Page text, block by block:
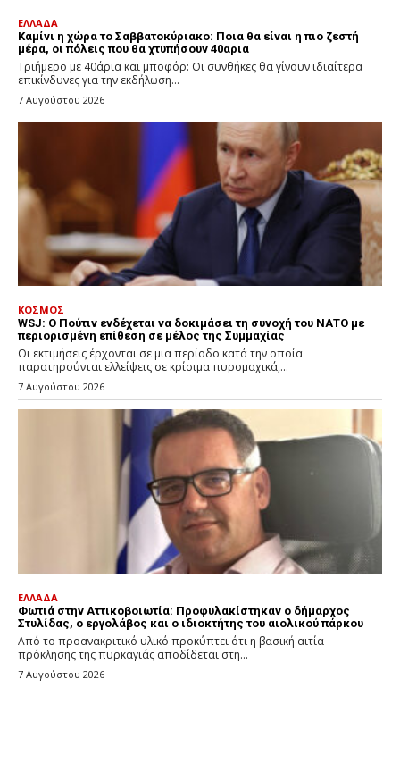
ΕΛΛΑΔΑ
Καμίνι η χώρα το Σαββατοκύριακο: Ποια θα είναι η πιο ζεστή
μέρα, οι πόλεις που θα χτυπήσουν 40αρια
Τριήμερο με 40άρια και μποφόρ: Οι συνθήκες θα γίνουν ιδιαίτερα
επικίνδυνες για την εκδήλωση...
7 Αυγούστου 2026
ΚΟΣΜΟΣ
WSJ: Ο Πούτιν ενδέχεται να δοκιμάσει τη συνοχή του ΝΑΤΟ με
περιορισμένη επίθεση σε μέλος της Συμμαχίας
Οι εκτιμήσεις έρχονται σε μια περίοδο κατά την οποία
παρατηρούνται ελλείψεις σε κρίσιμα πυρομαχικά,...
7 Αυγούστου 2026
ΕΛΛΑΔΑ
Φωτιά στην Αττικοβοιωτία: Προφυλακίστηκαν ο δήμαρχος
Στυλίδας, ο εργολάβος και ο ιδιοκτήτης του αιολικού πάρκου
Από το προανακριτικό υλικό προκύπτει ότι η βασική αιτία
πρόκλησης της πυρκαγιάς αποδίδεται στη...
7 Αυγούστου 2026